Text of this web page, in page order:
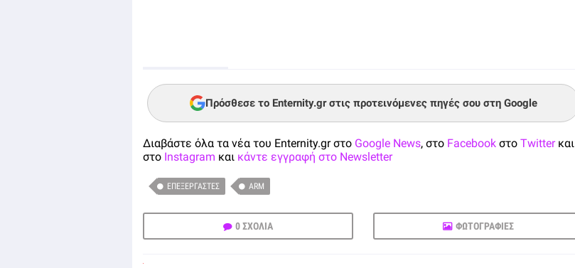
Πρόσθεσε το Enternity.gr στις προτεινόμενες πηγές σου στη Google
Διαβάστε όλα τα νέα του Enternity.gr στο Google News, στο Facebook στο Twitterκαι
στο Instagram και κάντε εγγραφή στο Newsletter
ΕΠΕΞΕΡΓΑΣΤΈΣ ARM
0 ΣΧΟΛΙΑ ΦΩΤΟΓΡΑΦΙΕΣ